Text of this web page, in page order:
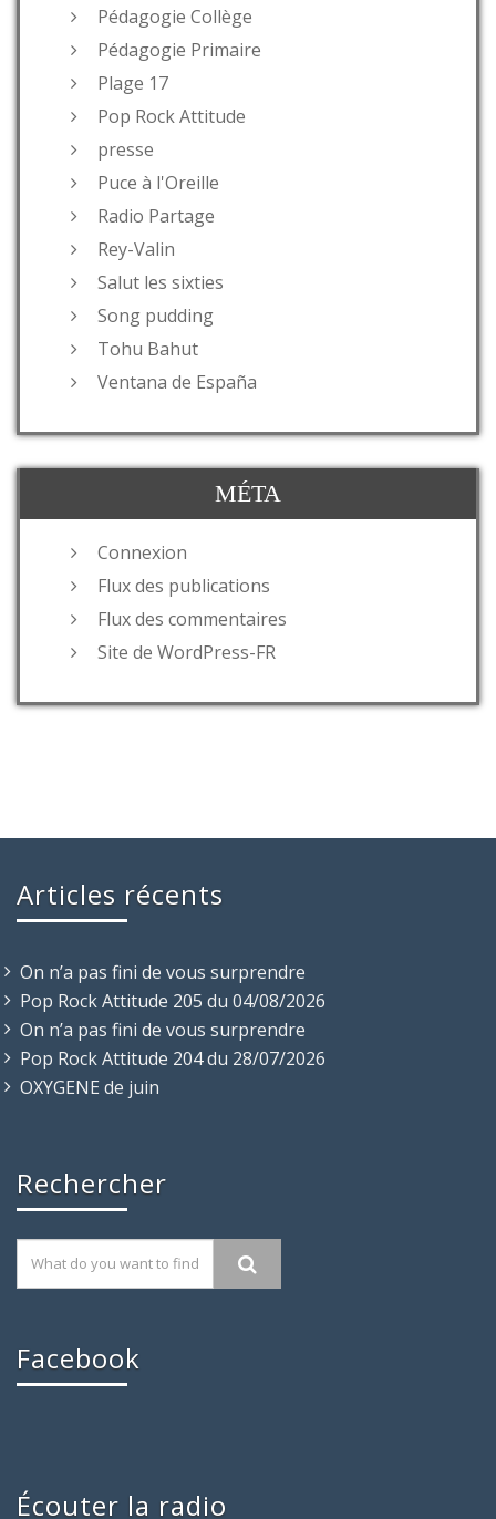
Pédagogie Collège
Pédagogie Primaire
Plage 17
Pop Rock Attitude
presse
Puce à l'Oreille
Radio Partage
Rey-Valin
Salut les sixties
Song pudding
Tohu Bahut
Ventana de España
MÉTA
Connexion
Flux des publications
Flux des commentaires
Site de WordPress-FR
Articles récents
On n’a pas fini de vous surprendre
Pop Rock Attitude 205 du 04/08/2026
On n’a pas fini de vous surprendre
Pop Rock Attitude 204 du 28/07/2026
OXYGENE de juin
Rechercher
Facebook
Écouter la radio